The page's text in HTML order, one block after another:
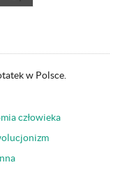
w Polsce.
człowieka